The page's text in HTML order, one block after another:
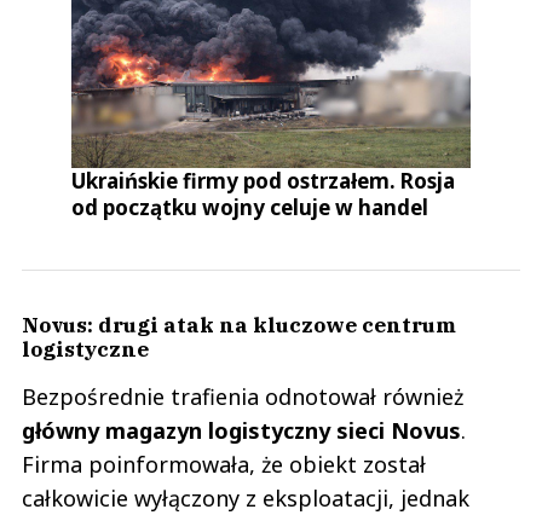
Ukraińskie firmy pod ostrzałem. Rosja
od początku wojny celuje w handel
Novus: drugi atak na kluczowe centrum
logistyczne
Bezpośrednie trafienia odnotował również
główny magazyn logistyczny sieci Novus.
Firma poinformowała, że obiekt został
całkowicie wyłączony z eksploatacji, jednak